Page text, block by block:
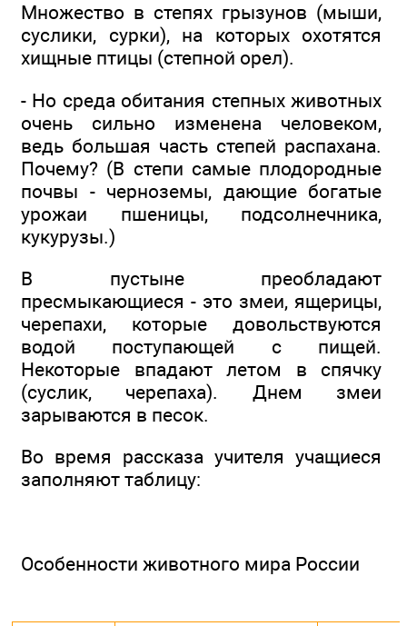
Множество в степях грызунов (мыши,
суслики, сурки), на которых охотятся
хищные птицы (степной орел).
- Но среда обитания степных животных
очень сильно изменена человеком,
ведь большая часть степей распахана.
Почему? (В степи самые плодородные
почвы - черноземы, дающие богатые
урожаи пшеницы, подсолнечника,
кукурузы.)
В пустыне преобладают
пресмыкающиеся - это змеи, ящерицы,
черепахи, которые довольствуются
водой поступающей с пищей.
Некоторые впадают летом в спячку
(суслик, черепаха). Днем змеи
зарываются в песок.
Во время рассказа учителя учащиеся
заполняют таблицу:
Особенности животного мира России